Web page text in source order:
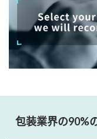
包装業界の90%